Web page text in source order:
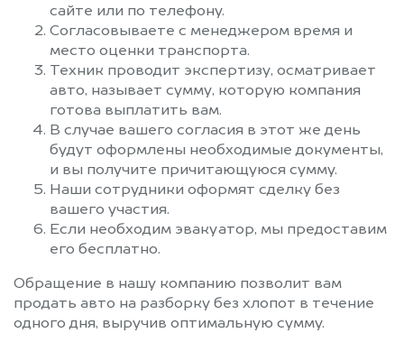
сайте или по телефону.
Согласовываете с менеджером время и
место оценки транспорта.
Техник проводит экспертизу, осматривает
авто, называет сумму, которую компания
готова выплатить вам.
В случае вашего согласия в этот же день
будут оформлены необходимые документы,
и вы получите причитающуюся сумму.
Наши сотрудники оформят сделку без
вашего участия.
Если необходим эвакуатор, мы предоставим
его бесплатно.
Обращение в нашу компанию позволит вам
продать авто на разборку без хлопот в течение
одного дня, выручив оптимальную сумму.